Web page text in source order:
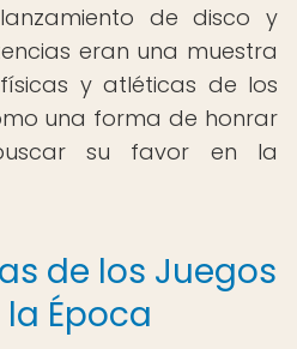
de disco y
eran una muestra
y atléticas de los
una forma de honrar
su favor en la
de los Juegos
Época